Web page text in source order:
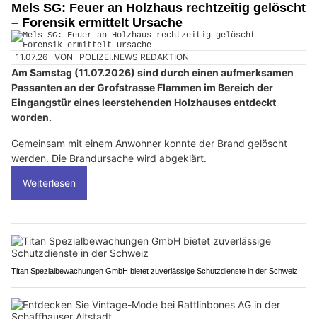
Mels SG: Feuer an Holzhaus rechtzeitig gelöscht
– Forensik ermittelt Ursache
11.07.26 VON POLIZEI.NEWS REDAKTION
Am Samstag (11.07.2026) sind durch einen aufmerksamen
Passanten an der Grofstrasse Flammen im Bereich der
Eingangstür eines leerstehenden Holzhauses entdeckt
worden.
Gemeinsam mit einem Anwohner konnte der Brand gelöscht
werden. Die Brandursache wird abgeklärt.
Weiterlesen
Titan Spezialbewachungen GmbH bietet zuverlässige Schutzdienste in der Schweiz